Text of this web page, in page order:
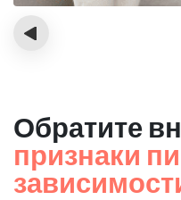
‹
Обратите
признаки